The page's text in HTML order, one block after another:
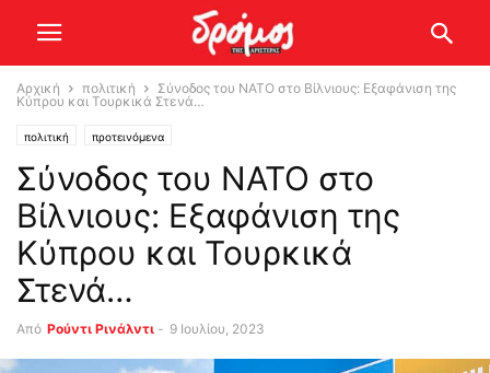
Αρχική πολιτική
Σύνοδος του ΝΑΤΟ στο Βίλνιους: Εξαφάνιση της
Κύπρου και Τουρκικά Στενά…
πολιτική προτεινόμενα
Σύνοδος του ΝΑΤΟ στο
Βίλνιους: Εξαφάνιση της
Κύπρου και Τουρκικά
Στενά…
Από Ρούντι Ρινάλντι - 9 Ιουλίου, 2023